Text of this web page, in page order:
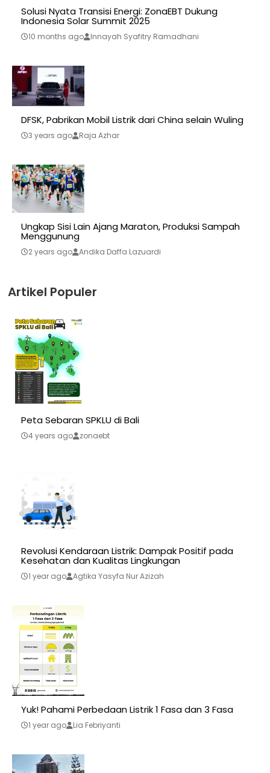
Solusi Nyata Transisi Energi: ZonaEBT Dukung
Indonesia Solar Summit 2025
10 months ago Innayah Syafitry Ramadhani
DFSK, Pabrikan Mobil Listrik dari China selain Wuling
3 years ago Raja Azhar
Ungkap Sisi Lain Ajang Maraton, Produksi Sampah
Menggunung
2 years ago Andika Daffa Lazuardi
Artikel Populer
Peta Sebaran SPKLU di Bali
4 years ago zonaebt
Revolusi Kendaraan Listrik: Dampak Positif pada
Kesehatan dan Kualitas Lingkungan
1 year ago Agtika Yasyfa Nur Azizah
Yuk! Pahami Perbedaan Listrik 1 Fasa dan 3 Fasa
1 year ago Lia Febriyanti